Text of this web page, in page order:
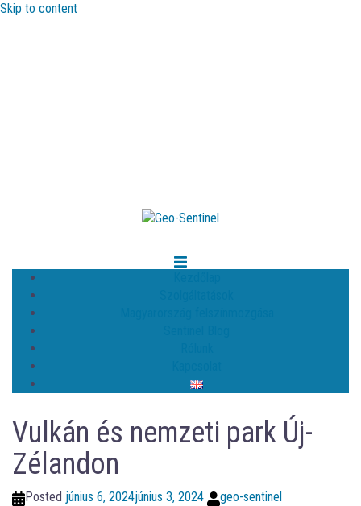
Skip to content
Vulkán és nemzeti park Új-
Zélandon
Posted június 6, 2024június 3, 2024
geo-sentinel